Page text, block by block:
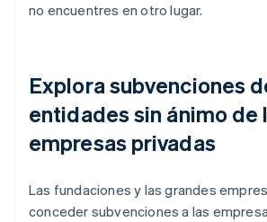
no encuentres en otro lugar.
Explora subvenciones
entidades sin ánimo de
empresas privadas
Las fundaciones y las grandes
conceder subvenciones a las